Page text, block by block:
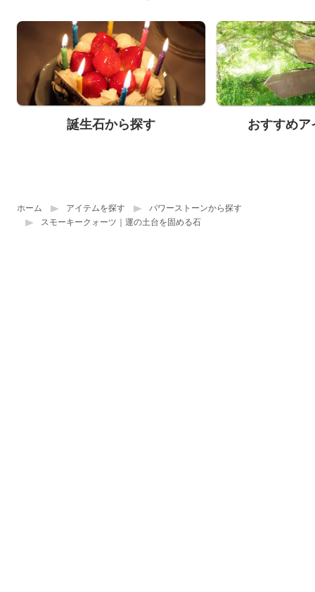
誕生石から探す おすすめア
ホーム アイテムを探す
パワーストーンから探す
スモーキークォーツ｜運の土台を固める石